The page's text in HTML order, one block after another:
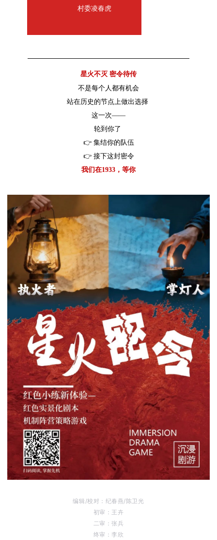
村委凌春虎
星火不灭 密令待传
不是每个人都有机会
站在历史的节点上做出选择
这一次——
轮到你了
👉 集结你的队伍
👉 接下这封密令
我们在1933，等你
编辑/校对：纪春燕/陈卫光
初审：王卉
二审：张兵
终审：李欣